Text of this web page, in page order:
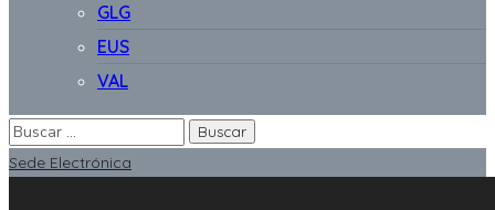
GLG
EUS
VAL
Sede Electrónica